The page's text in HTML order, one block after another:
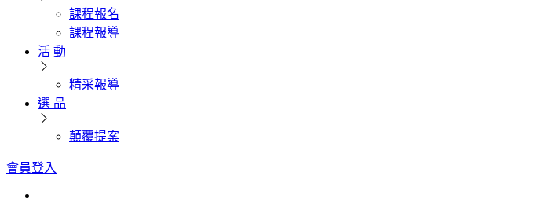
課程報名
課程報導
活 動
精采報導
選 品
顛覆提案
會員登入